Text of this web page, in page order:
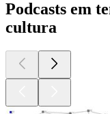
Podcasts em
cultura